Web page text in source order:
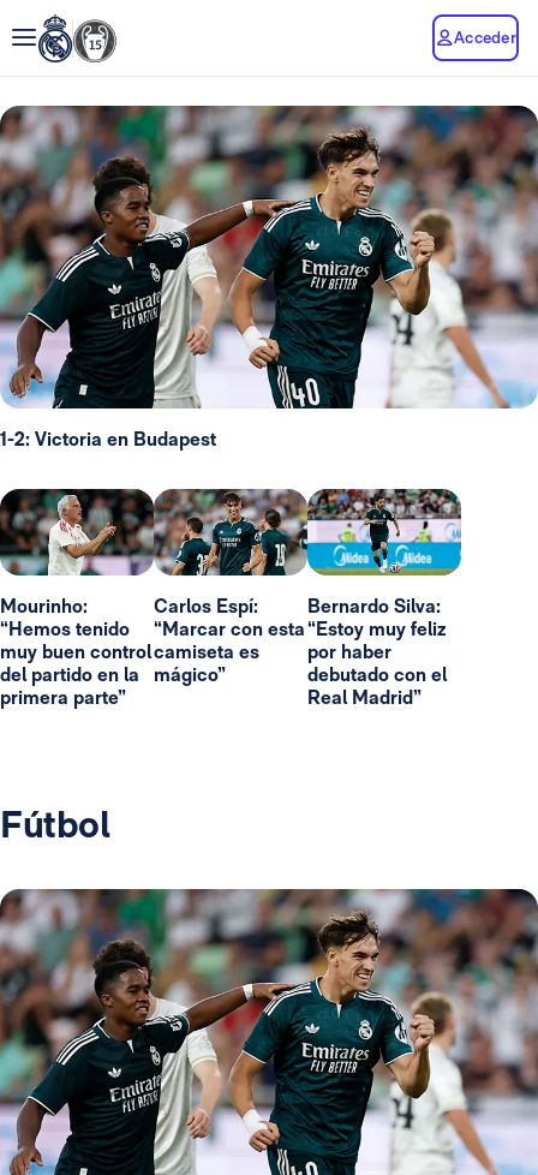
Acceder
1-2: Victoria en Budapest
Mourinho:
“Hemos tenido
muy buen control
del partido en la
primera parte”
Carlos Espí:
“Marcar con esta
camiseta es
mágico”
Bernardo Silva:
“Estoy muy feliz
por haber
debutado con el
Real Madrid”
Fútbol